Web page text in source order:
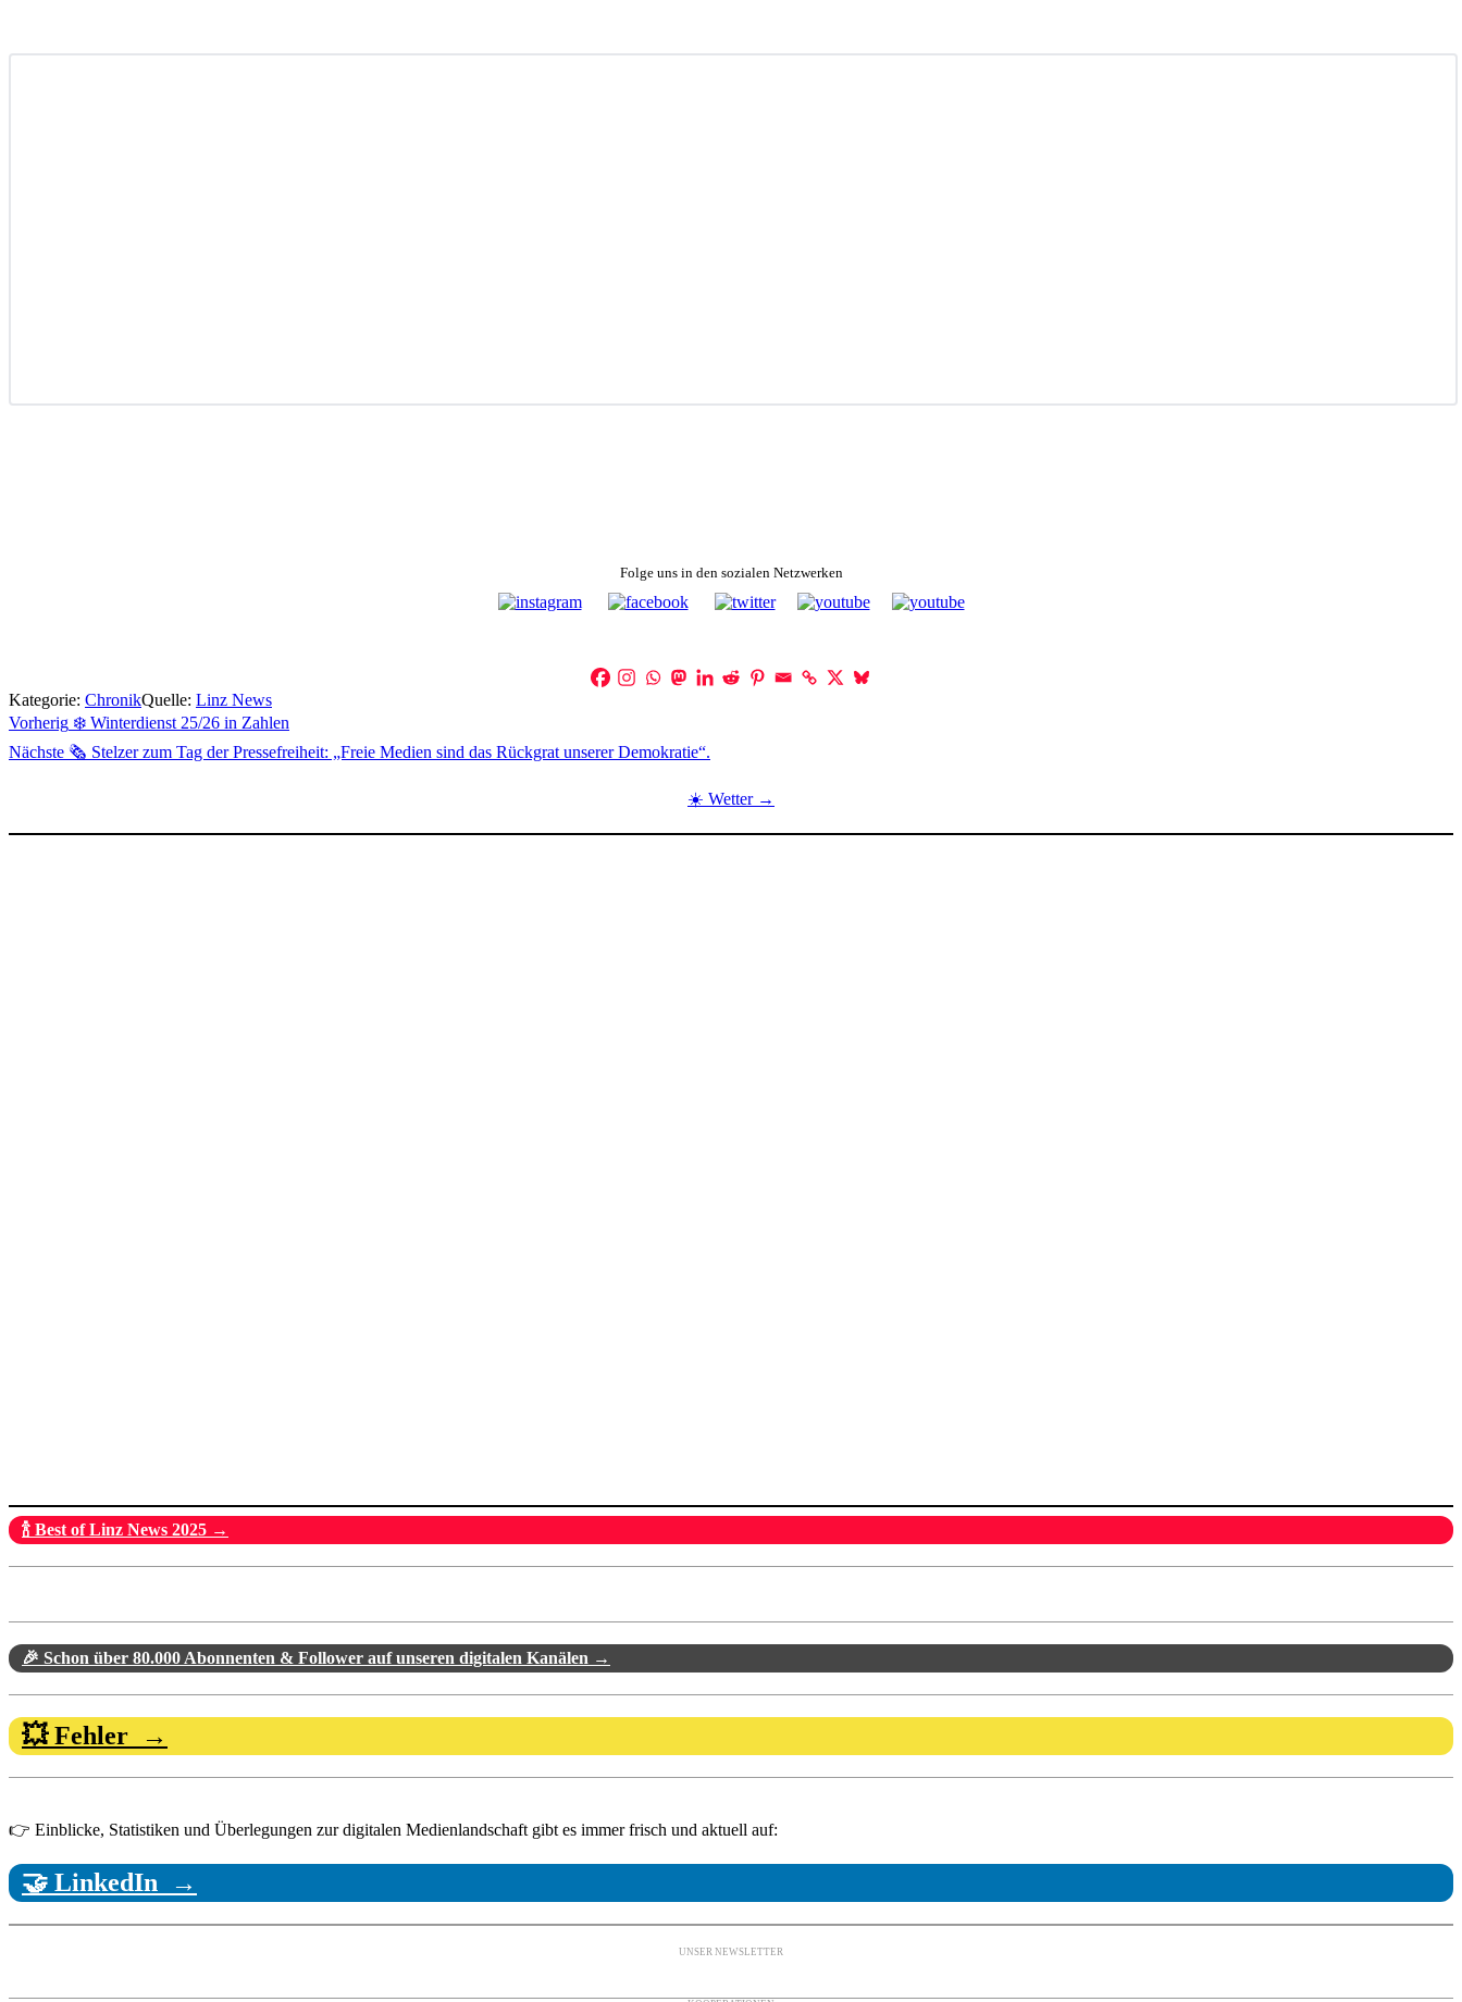
Folge uns in den sozialen Netzwerken
Kategorie: ChronikQuelle: Linz News
Beitragsnavigation
Vorherig ❄️ Winterdienst 25/26 in Zahlen
Nächste 🗞️ Stelzer zum Tag der Pressefreiheit: „Freie Medien sind das Rückgrat unserer Demokratie“.
☀️ Wetter →
🍾 Best of Linz News 2025 →
🎉 Schon über 80.000 Abonnenten & Follower auf unseren digitalen Kanälen →
💥 Fehler →
👉 Einblicke, Statistiken und Überlegungen zur digitalen Medienlandschaft gibt es immer frisch und aktuell auf:
🤝 LinkedIn →
UNSER NEWSLETTER